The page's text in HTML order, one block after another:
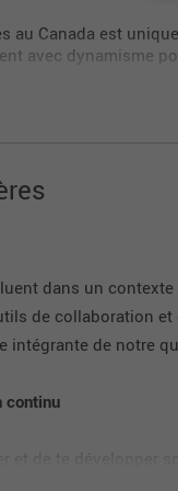
au Canada est
avec dynamisme
centre a sa
Place Banque
la fine pointe de la
la
de travail
dans un
de collaboration
intégrante de notre
continu